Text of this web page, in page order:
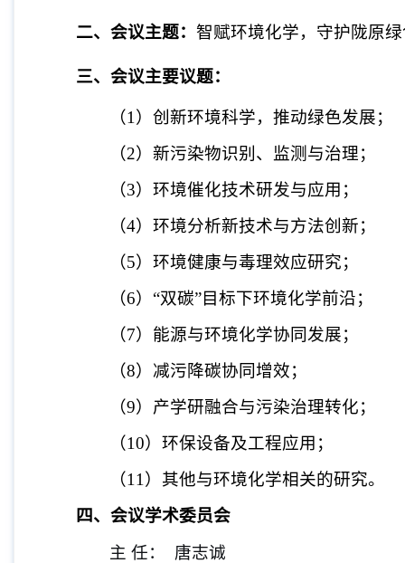
二、会议主题： 智赋环境化学，守护陇原
三、会议主要议题：
（1 ）创新环境科学，推动绿色发展；
（2）新污染物识别、监测与治理；
（3）环境催化技术研发与应用；
（4）环境分析新技术与方法创新；
（5）环境健康与毒理效应研究；
（6）“双碳”目标下环境化学前沿；
（7）能源与环境化学协同发展；
（8）减污降碳协同增效；
（9）产学研融合与污染治理转化；
（10）环保设备及工程应用；
（11 ）其他与环境化学相关的研究。
四、会议学术委员会
主 任： 唐志诚